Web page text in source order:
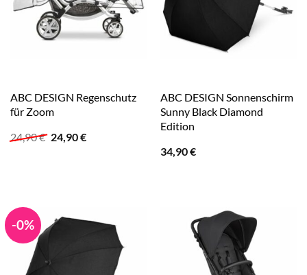
ABC DESIGN Regenschutz
für Zoom
24,90€ Ursprünglicher
24,90€Aktueller
ABC DESIGN Sonnenschirm
Sunny Black Diamond
Edition
34,90€
-0%